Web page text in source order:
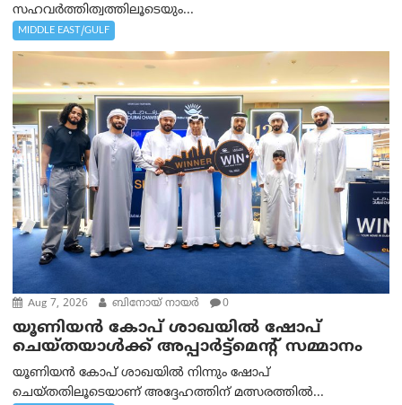
സഹവര്‍ത്തിത്വത്തിലൂടെയും...
MIDDLE EAST/GULF
Aug 7, 2026 ബിനോയ് നായര്‍ 0
യൂണിയൻ കോപ് ശാഖയിൽ ഷോപ്
ചെയ്തയാൾക്ക് അപ്പാർട്ട്മെന്റ് സമ്മാനം
യൂണിയൻ കോപ് ശാഖയിൽ നിന്നും ഷോപ്
ചെയ്തതിലൂടെയാണ് അദ്ദേഹത്തിന് മത്സരത്തിൽ...